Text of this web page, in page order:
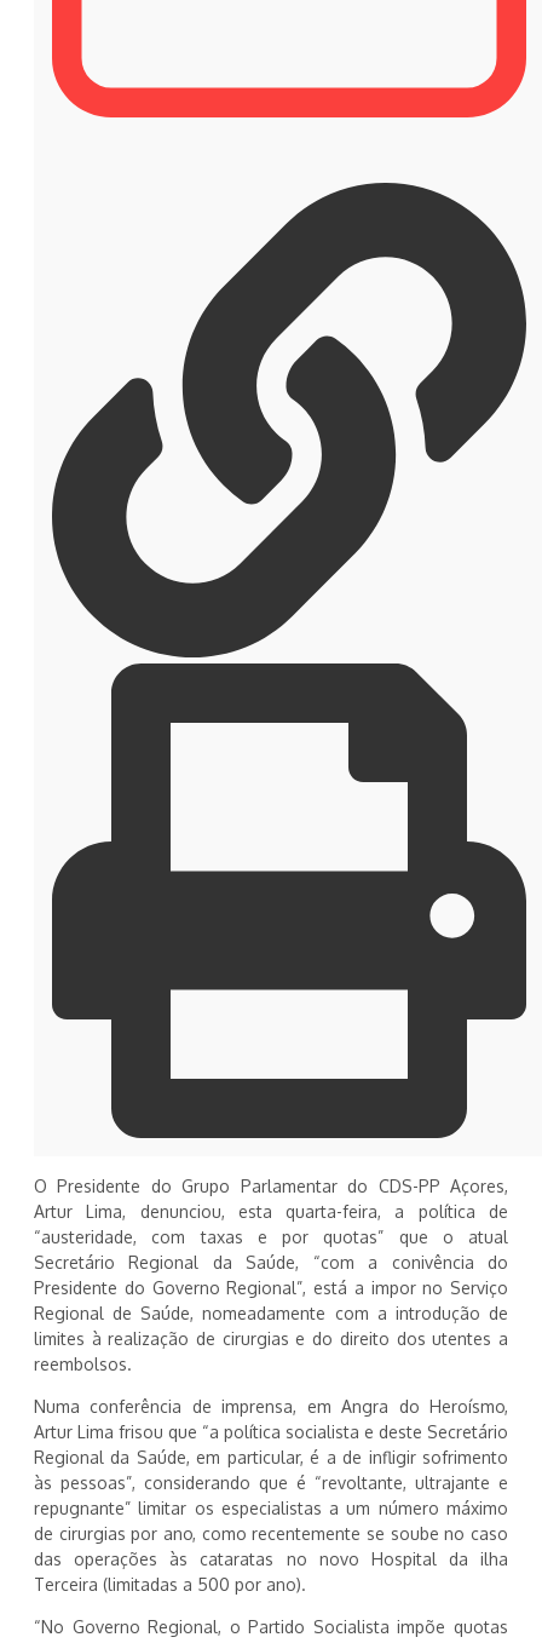
O Presidente do Grupo Parlamentar do CDS-PP Açores,
Artur Lima, denunciou, esta quarta-feira, a política de
“austeridade, com taxas e por quotas” que o atual
Secretário Regional da Saúde, “com a conivência do
Presidente do Governo Regional”, está a impor no Serviço
Regional de Saúde, nomeadamente com a introdução de
limites à realização de cirurgias e do direito dos utentes a
reembolsos.
Numa conferência de imprensa, em Angra do Heroísmo,
Artur Lima frisou que “a política socialista e deste Secretário
Regional da Saúde, em particular, é a de infligir sofrimento
às pessoas”, considerando que é “revoltante, ultrajante e
repugnante” limitar os especialistas a um número máximo
de cirurgias por ano, como recentemente se soube no caso
das operações às cataratas no novo Hospital da ilha
Terceira (limitadas a 500 por ano).
“No Governo Regional, o Partido Socialista impõe quotas